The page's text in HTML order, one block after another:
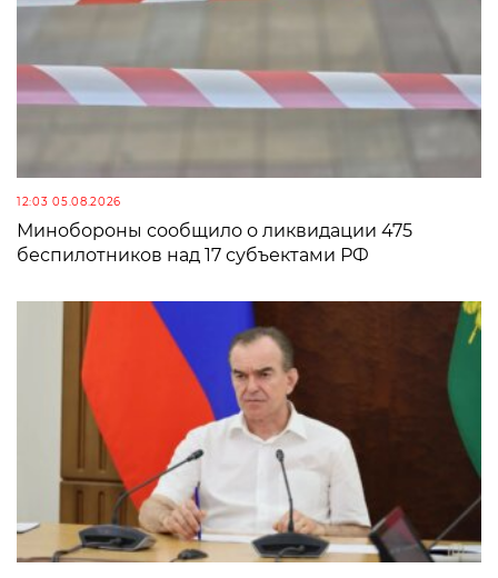
12:03 05.08.2026
Минобороны сообщило о ликвидации 475
беспилотников над 17 субъектами РФ